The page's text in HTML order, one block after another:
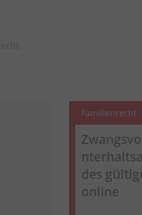
Familienrecht
des
online